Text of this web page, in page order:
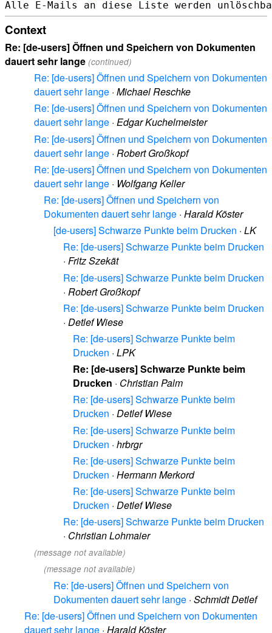
Context
Re: [de-users] Öffnen und Speichern von Dokumenten
dauert sehr lange (continued)
Re: [de-users] Öffnen und Speichern von Dokumenten
dauert sehr lange · Michael Reschke
Re: [de-users] Öffnen und Speichern von Dokumenten
dauert sehr lange · Edgar Kuchelmeister
Re: [de-users] Öffnen und Speichern von Dokumenten
dauert sehr lange · Robert Großkopf
Re: [de-users] Öffnen und Speichern von Dokumenten
dauert sehr lange · Wolfgang Keller
Re: [de-users] Öffnen und Speichern von
Dokumenten dauert sehr lange · Harald Köster
[de-users] Schwarze Punkte beim Drucken · LK
Re: [de-users] Schwarze Punkte beim Drucken
· Fritz Szekät
Re: [de-users] Schwarze Punkte beim Drucken
· Robert Großkopf
Re: [de-users] Schwarze Punkte beim Drucken
· Detlef Wiese
Re: [de-users] Schwarze Punkte beim
Drucken · LPK
Re: [de-users] Schwarze Punkte beim
Drucken · Christian Palm
Re: [de-users] Schwarze Punkte beim
Drucken · Detlef Wiese
Re: [de-users] Schwarze Punkte beim
Drucken · hrbrgr
Re: [de-users] Schwarze Punkte beim
Drucken · Hermann Merkord
Re: [de-users] Schwarze Punkte beim
Drucken · Detlef Wiese
Re: [de-users] Schwarze Punkte beim Drucken
· Christian Lohmaier
(message not available)
(message not available)
Re: [de-users] Öffnen und Speichern von
Dokumenten dauert sehr lange · Schmidt Detlef
Re: [de-users] Öffnen und Speichern von Dokumenten
dauert sehr lange · Harald Köster